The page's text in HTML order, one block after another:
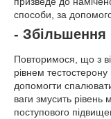
способи, за
- Збільшення
Повторимося, що з
рівнем
допомогти
ваги змусить рівень
поступового